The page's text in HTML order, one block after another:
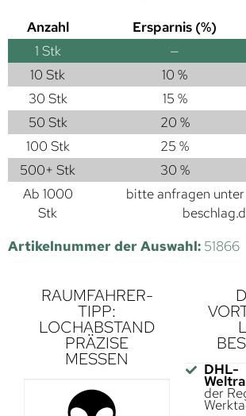
Anzahl Ersparnis (%)
1 Stk —
10 Stk
10 %
30 Stk
15 %
50 Stk
20 %
100 Stk
25 %
500+ Stk
30 %
Ab 1000
Stk
bitte anfragen unter
Artikelnummer der Auswahl: 51866
RAUMFAHRER-
TIPP:
LOCHABSTAND
PRÄZISE
MESSEN DHL-
der